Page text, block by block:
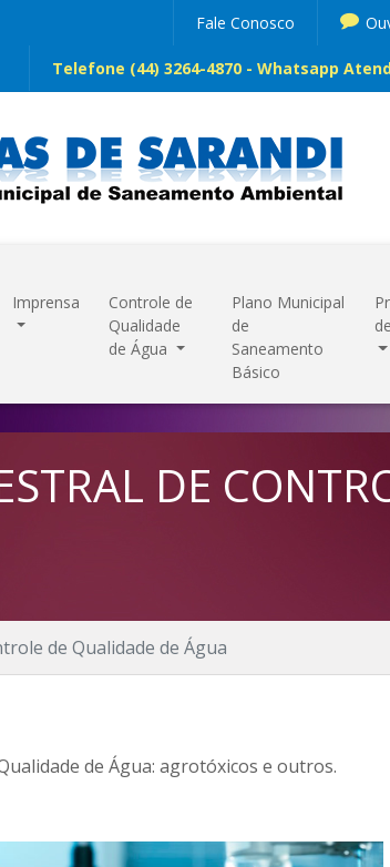
Fale Conosco
Telefone (44) 3264-4870 - Whatsapp
Imprensa
Controle de
Qualidade
de Água
Plano Municipal
de
Saneamento
Básico
DE
de Qualidade de Água
de Água: agrotóxicos e outros.